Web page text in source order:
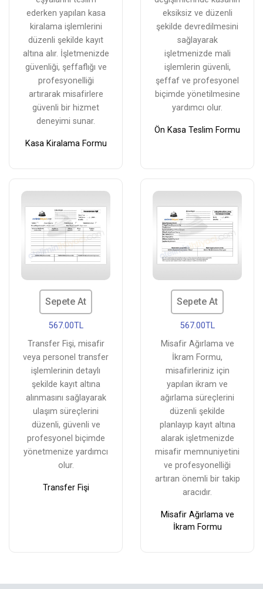
ederken yapılan kasa
kiralama işlemlerini
düzenli şekilde kayıt
altına alır. İşletmenizde
güvenliği, şeffaflığı ve
profesyonelliği
artırarak misafirlere
güvenli bir hizmet
deneyimi sunar.
Kasa Kiralama Formu
eksiksiz ve düzenli
şekilde devredilmesini
sağlayarak
işletmenizde mali
işlemlerin güvenli,
şeffaf ve profesyonel
biçimde yönetilmesine
yardımcı olur.
Ön Kasa Teslim Formu
Sepete At
567.00TL
Transfer Fişi, misafir
veya personel transfer
işlemlerinin detaylı
şekilde kayıt altına
alınmasını sağlayarak
ulaşım süreçlerini
düzenli, güvenli ve
profesyonel biçimde
yönetmenize yardımcı
olur.
Transfer Fişi
Sepete At
567.00TL
Misafir Ağırlama ve
İkram Formu,
misafirleriniz için
yapılan ikram ve
ağırlama süreçlerini
düzenli şekilde
planlayıp kayıt altına
alarak işletmenizde
misafir memnuniyetini
ve profesyonelliği
artıran önemli bir takip
aracıdır.
Misafir Ağırlama ve
İkram Formu